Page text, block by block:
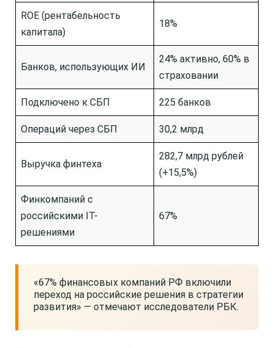
ROE (рентабельность
капитала)
18%
Банков, использующих ИИ
24% активно, 60% в
страховании
Подключено к СБП 225 банков
Операций через СБП 30,2 млрд
Выручка финтеха
282,7 млрд рублей
(+15,5%)
Финкомпаний с
российскими IT-
решениями
67%
«67% финансовых компаний РФ включили
переход на российские решения в стратегии
развития» — отмечают исследователи РБК.